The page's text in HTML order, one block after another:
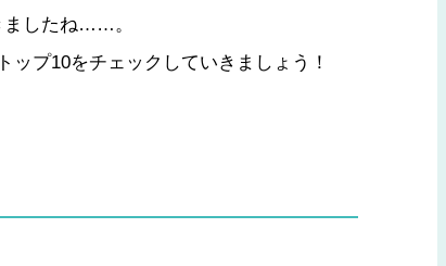
ましたね……。
プ10をチェックしていきましょう！